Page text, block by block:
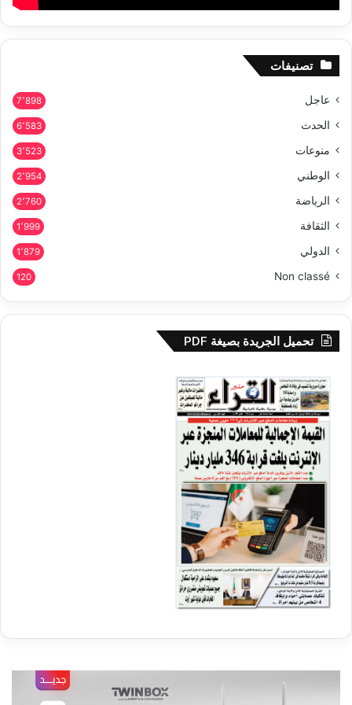
تصنيفات
عاجل 7٬898
الحدث 6٬583
منوعات 3٬523
الوطني 2٬954
الرياضة 2٬760
الثقافة 1٬999
الدولي 1٬879
Non classé
120
تحميل الجريدة بصيغة PDF